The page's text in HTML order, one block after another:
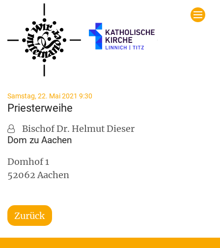
Zum Inhalt springen
Samstag, 22. Mai 2021 9:30
Priesterweihe
Bischof Dr. Helmut Dieser
Dom zu Aachen
Domhof 1
52062 Aachen
Zurück